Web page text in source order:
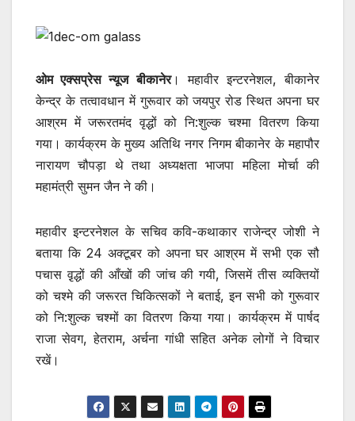
ओम एक्सप्रेस न्यूज बीकानेर। महावीर इन्टरनेशल, बीकानेर
केन्द्र के तत्वावधान में गुरूवार को जयपुर रोड स्थित अपना घर
आश्रम में जरूरतमंद वृद्धों को नि:शुल्क चश्मा वितरण किया
गया। कार्यक्रम के मुख्य अतिथि नगर निगम बीकानेर के महापौर
नारायण चौपड़ा थे तथा अध्यक्षता भाजपा महिला मोर्चा की
महामंत्री सुमन जैन ने की।
महावीर इन्टरनेशल के सचिव कवि-कथाकार राजेन्द्र जोशी ने
बताया कि 24 अक्टूबर को अपना घर आश्रम में सभी एक सौ
पचास वृ़द्धों की आँखों की जांच की गयी, जिसमें तीस व्यक्तियों
को चश्मे की जरूरत चिकित्सकों ने बताई, इन सभी को गुरूवार
को नि:शुल्क चश्मों का वितरण किया गया। कार्यक्रम में पार्षद
राजा सेवग, हेतराम, अर्चना गांधी सहित अनेक लोगों ने विचार
रखें।